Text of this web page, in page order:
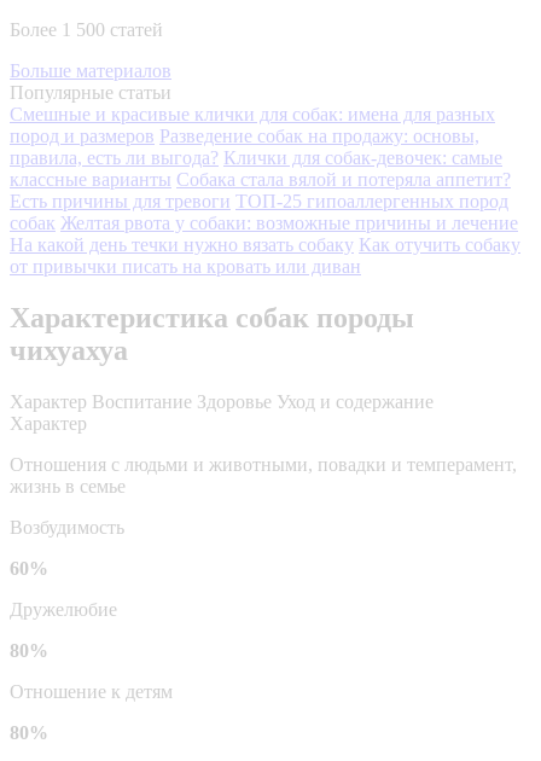
Более 1 500 статей
Больше материалов
Популярные статьи
Смешные и красивые клички для собак: имена для разных
пород и размеров Разведение собак на продажу: основы,
правила, есть ли выгода? Клички для собак-девочек: самые
классные варианты Собака стала вялой и потеряла аппетит?
Есть причины для тревоги ТОП-25 гипоаллергенных пород
собак Желтая рвота у собаки: возможные причины и лечение
На какой день течки нужно вязать собаку Как отучить собаку
от привычки писать на кровать или диван
Характеристика собак породы
чихуахуа
Характер Воспитание Здоровье Уход и содержание
Характер
Отношения с людьми и животными, повадки и темперамент,
жизнь в семье
Возбудимость
60%
Дружелюбие
80%
Отношение к детям
80%